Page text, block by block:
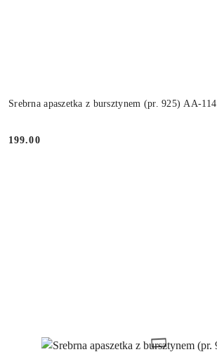
Srebrna apaszetka z bursztynem (pr. 925) AA-114
Cena:
199.00